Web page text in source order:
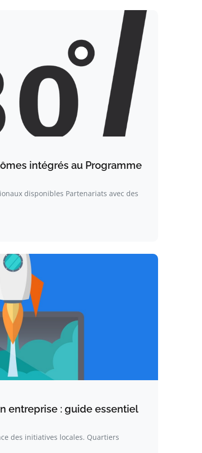
intégrés au Programme
disponibles Partenariats avec des
entreprise : guide essentiel
des initiatives locales. Quartiers